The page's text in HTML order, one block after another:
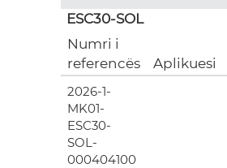
ESC30-SOL
Numri i
referencës
Aplikuesi
2026-1-
MK01-
ESC30-
SOL-
000404100